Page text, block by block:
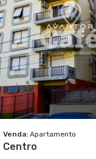
Venda: Apartamento
Centro